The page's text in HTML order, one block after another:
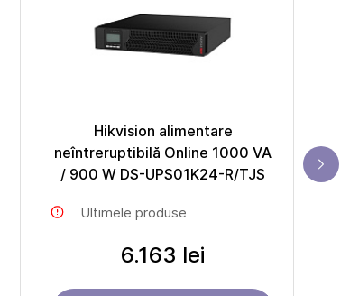
Hikvision alimentare
neîntreruptibilă Online 1000 VA
/ 900 W DS-UPS01K24-R/TJS
Ultimele produse
6.163 lei